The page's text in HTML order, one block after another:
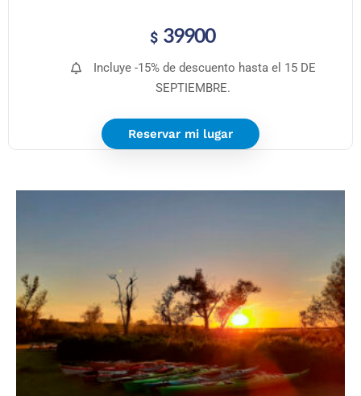
$ 39900
Incluye -15% de descuento hasta el 15 DE
SEPTIEMBRE.
Reservar mi lugar